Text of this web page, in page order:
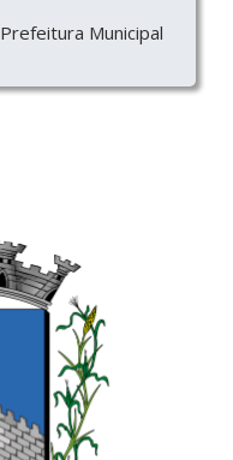
Prefeitura Municipal